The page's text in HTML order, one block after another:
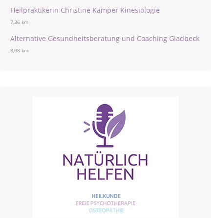
Heilpraktikerin Christine Kämper Kinesiologie
7,36 km
Alternative Gesundheitsberatung und Coaching Gladbeck
8,08 km